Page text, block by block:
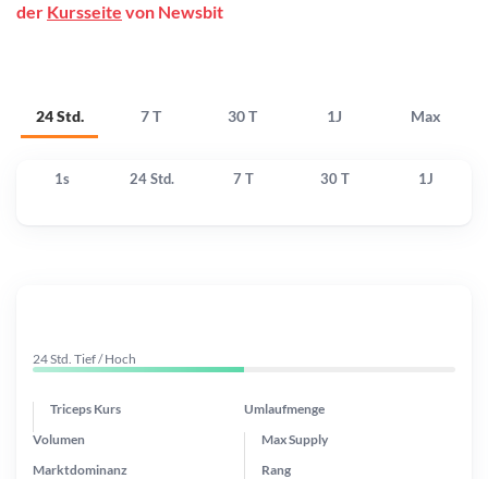
24 Std. 7 T 30 T 1J Max
der Kursseite von Newsbit
1s 24 Std. 7 T 30 T 1J
24 Std. Tief / Hoch
Triceps Kurs Umlaufmenge
Max Supply
Marktdominanz
Volumen
Rang